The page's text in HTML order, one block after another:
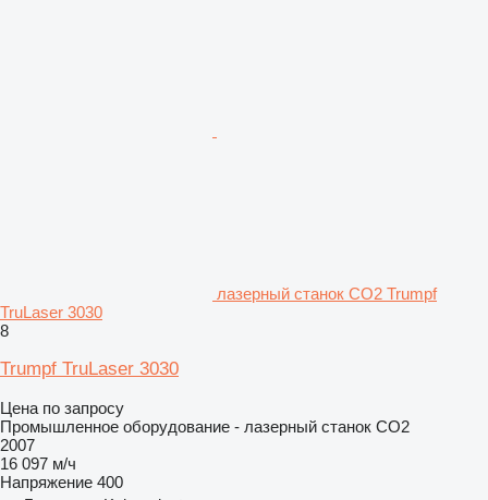
лазерный станок CO2 Trumpf
TruLaser 3030
8
Trumpf TruLaser 3030
Цена по запросу
Промышленное оборудование - лазерный станок CO2
2007
16 097 м/ч
Напряжение 400